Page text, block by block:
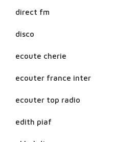
direct fm
disco
ecoute cherie
ecouter france inter
ecouter top radio
edith piaf